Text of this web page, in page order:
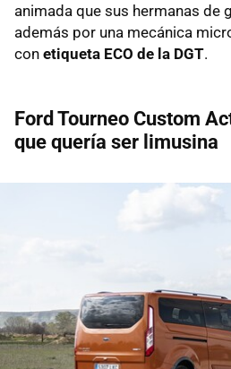
animada que sus hermanas de
además por una mecánica
con etiqueta ECO de la DGT.
Ford Tourneo Custom
que quería ser limusina